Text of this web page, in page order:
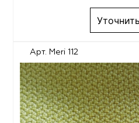
Арт. Meri 112